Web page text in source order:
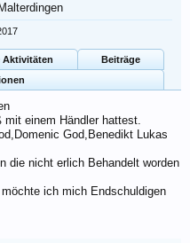
Malterdingen
Aktivitäten
Beiträge
einem Händler hattest.
God,Benedikt Lukas
die nicht erlich Behandelt worden
ich mich Endschuldigen